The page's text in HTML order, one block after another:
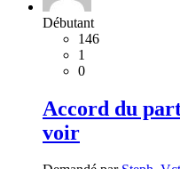
Débutant
146
1
0
Accord du
voir